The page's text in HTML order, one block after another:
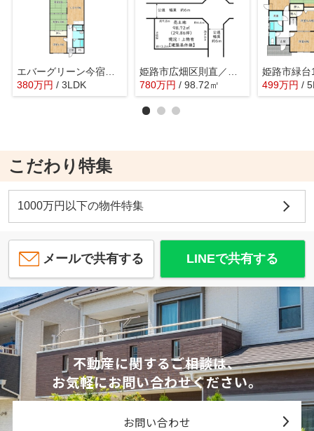
エバーグリーン今宿Ｂ棟
380万円 / 3LDK
780万円 / 98.72㎡ 499万円 /
こだわり特集
1000万円以下の物件特集
メールで共有する LINEで共有する
不動産に関するご相談は、
お気軽にお問い合わせください。
お問い合わせ